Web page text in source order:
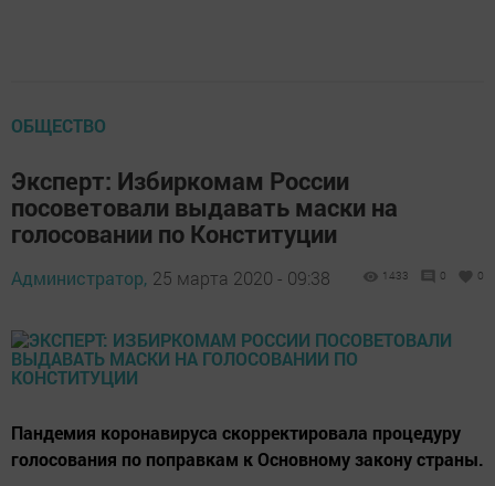
ОБЩЕСТВО
Эксперт: Избиркомам России
посоветовали выдавать маски на
голосовании по Конституции
Администратор, 25 марта 2020 - 09:38 1433 0 0
Пандемия коронавируса скорректировала процедуру
голосования по поправкам к Основному закону страны.